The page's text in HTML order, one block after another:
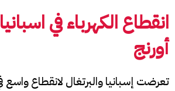
انقطاع الكهرباء في
أورنج
تعرضت إسبانيا والبرتغال لانقطاع واسع في